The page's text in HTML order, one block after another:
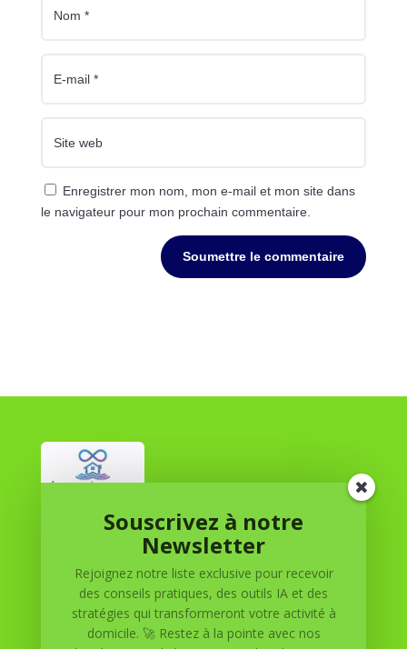
Enregistrer mon nom, mon e-mail et mon site dans
le navigateur pour mon prochain commentaire.
Soumettre le commentaire
Réussite à Domicile
Réussite à Domicile est votre partenaire de confiance
pour atteindre vos objectifs depuis le confort de votre
maison. Nous offrons des solutions personnalisées pour
vous aider à réussir.
Souscrivez à notre
Newsletter
Rejoignez notre liste exclusive pour recevoir
des conseils pratiques, des outils IA et des
stratégies qui transformeront votre activité à
domicile. 🚀 Restez à la pointe avec nos